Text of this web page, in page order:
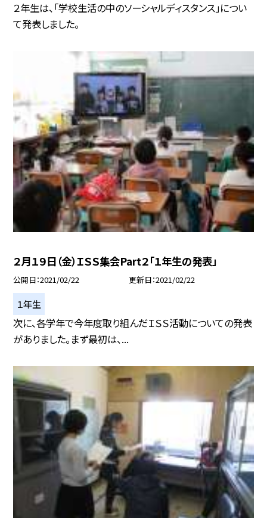
２年生は、「学校生活の中のソーシャルディスタンス」につい
て発表しました。
２月１９日（金）ＩＳＳ集会Part２「１年生の発表」
公開日 2021/02/22 更新日 2021/02/22
１年生
次に、各学年で今年度取り組んだＩＳＳ活動についての発表
がありました。まず最初は、...